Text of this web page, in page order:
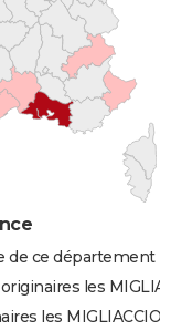
de ce département
les
les MIGLIACCIO